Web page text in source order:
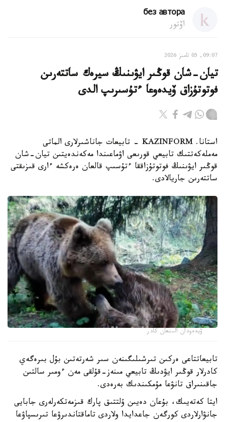
без автора
اۆتور
09:07, 05 تامىز 2026
تيان-شان قوڭىر ايۋىنىڭ سيرەك ساتتەرىن
فوتوتۇزاق ۆيدەوعا ءتۇسىرىپ الدى
استانا. KAZINFORM - تابيعات جاناشىرلارى الماتى
مەملەكەتتىك تابيعي قورىعى اۋماعىندا مەكەندەيتىن تيان-شان
قوڭىر ايۋىنىڭ فوتوتۇزاققا ءتۇسىپ قالعان ەرەكشە ءارى قىزىقتى
ساتتەرىن جاريالادى.
ۆيدەودان الىنعان كادر
تابيعاتتاعى ەركىن تىرشىلىگىنەن سىر شەرتەتىن بۇل بىرەگەي
كادرلار قوڭىر ايۋدىڭ تابيعي مىنەز-قۇلقى مەن ءومىر سالتىن
جاقىنىراق تانۋعا مۇمكىندىك بەرەدى.
ايتا كەتەيىك، بۇعان دەيىن ۇلتتىق پارك قىزمەتكەرلەرى جابايى
جانۋارلاردى كورگەن جاعدايدا ولاردى تاماقتاندىرۋعا تىرىسپاۋعا